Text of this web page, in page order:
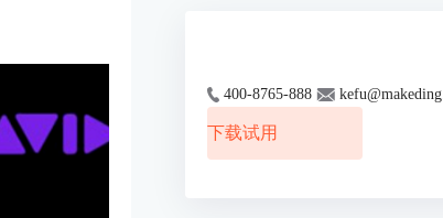
400-8765-888
下载试用